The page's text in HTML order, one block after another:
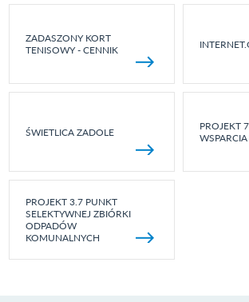
ZADASZONY KORT
TENISOWY - CENNIK
ŚWIETLICA ZADOLE
PROJEKT
PROJEKT 3.7 PUNKT
SELEKTYWNEJ ZBIÓRKI
ODPADÓW
KOMUNALNYCH